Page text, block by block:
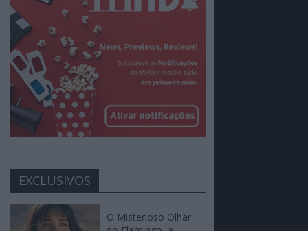
EXCLUSIVOS
O Misterioso Olhar